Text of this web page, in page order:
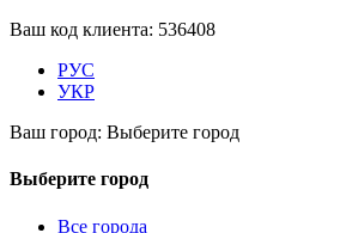
Ваш код клиента: 536408
РУС
УКР
Ваш город: Выберите город
Выберите город
Все города